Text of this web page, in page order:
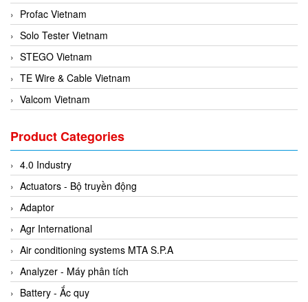
Profac Vietnam
Solo Tester Vietnam
STEGO Vietnam
TE Wire & Cable Vietnam
Valcom Vietnam
3CTEST Vietnam
4B VietNam Vietnam
ABB Vietnam
AC Infinity Vietnam
AC&E Telecommunications
AC&T Vietnam
Accepta Vietnam
ACCUMAC Vietnam
Product Categories
4.0 Industry
Actuators - Bộ truyền động
Adaptor
Agr International
Air conditioning systems MTA S.P.A
Analyzer - Máy phân tích
Battery - Ắc quy